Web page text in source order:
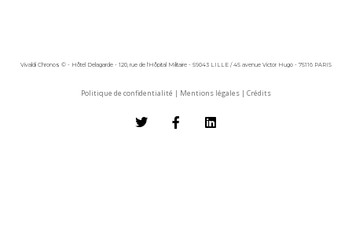
Vivaldi Chronos © - Hôtel Delagarde - 120, rue de l'Hôpital Militaire - 59043 LILLE / 45 avenue Victor Hugo - 75116 PARIS
Politique de confidentialité | Mentions légales | Crédits